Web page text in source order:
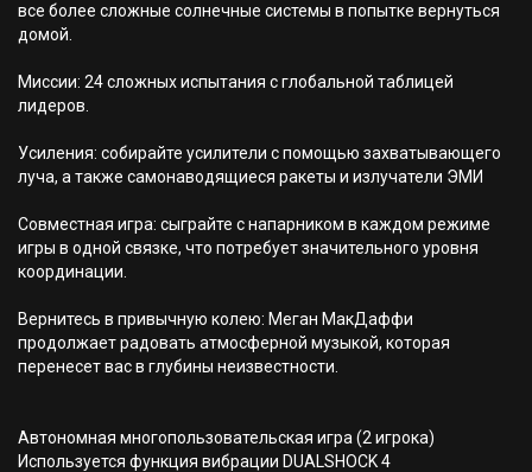
все более сложные солнечные системы в попытке вернуться
домой.
Миссии: 24 сложных испытания с глобальной таблицей
лидеров.
Усиления: собирайте усилители с помощью захватывающего
луча, а также самонаводящиеся ракеты и излучатели ЭМИ
Совместная игра: сыграйте с напарником в каждом режиме
игры в одной связке, что потребует значительного уровня
координации.
Вернитесь в привычную колею: Меган МакДаффи
продолжает радовать атмосферной музыкой, которая
перенесет вас в глубины неизвестности.
Автономная многопользовательская игра (2 игрока)
Используется функция вибрации DUALSHOCK 4